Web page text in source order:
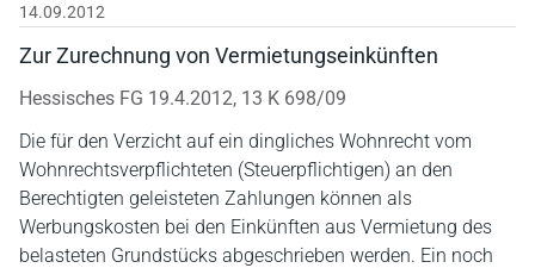
14.09.2012
Zur Zurechnung von Vermietungseinkünften
Hessisches FG 19.4.2012, 13 K 698/09
Die für den Verzicht auf ein dingliches Wohnrecht vom
Wohnrechtsverpflichteten (Steuerpflichtigen) an den
Berechtigten geleisteten Zahlungen können als
Werbungskosten bei den Einkünften aus Vermietung des
belasteten Grundstücks abgeschrieben werden. Ein noch